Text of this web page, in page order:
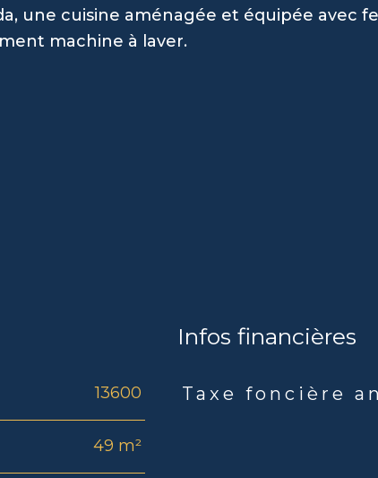
une cuisine aménagée et équipée avec
machine à laver.
13600
49 m²
Infos financières
Caractéristiques
Taxe foncière